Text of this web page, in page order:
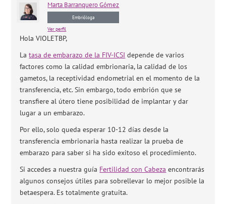
Marta Barranquero Gómez
Embrióloga
Ver perfil
Hola VIOLETBP,
Latasa de embarazo de la FIV-ICSI depende de varios
factores como la calidad embrionaria, la calidad de los
gametos, la receptividad endometrial en el momento de la
transferencia, etc. Sin embargo, todo embrión que se
transfiere al útero tiene posibilidad de implantar y dar
lugar a un embarazo.
Por ello, solo queda esperar 10-12 días desde la
transferencia embrionaria hasta realizar la prueba de
embarazo para saber si ha sido exitoso el procedimiento.
Si accedes a nuestra guía Fertilidad con Cabeza encontrarás
algunos consejos útiles para sobrellevar lo mejor posible la
betaespera. Es totalmente gratuita.